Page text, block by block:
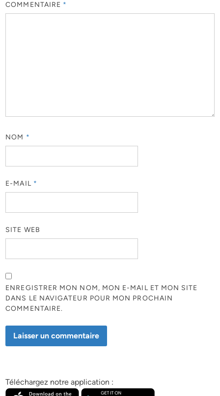
COMMENTAIRE *
NOM *
E-MAIL *
SITE WEB
ENREGISTRER MON NOM, MON E-MAIL ET MON SITE
DANS LE NAVIGATEUR POUR MON PROCHAIN
COMMENTAIRE.
Téléchargez notre application :